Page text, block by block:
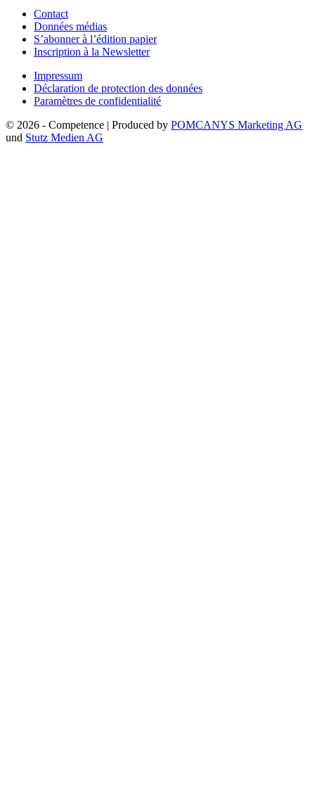
Contact
Données médias
S’abonner à l’édition papier
Inscription à la Newsletter
Impressum
Déclaration de protection des données
Paramètres de confidentialité
© 2026 - Competence | Produced by POMCANYS Marketing AG
und Stutz Medien AG